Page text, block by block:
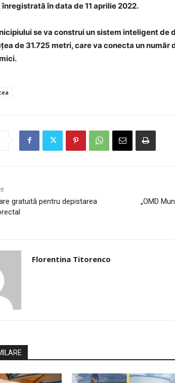
înregistrată în data de 11 aprilie 2022.
se va construi un sistem inteligent de
de 31.725 metri, care va conecta un număr
gratuită pentru depistarea
„OMD
Florentina Titorenco